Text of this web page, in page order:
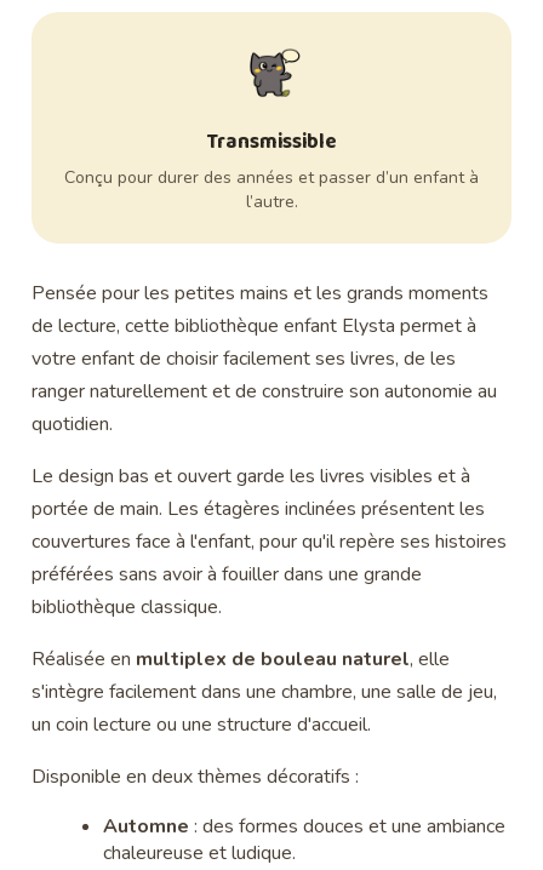
Transmissible
Conçu pour durer des années et passer d’un enfant à
l’autre.
Pensée pour les petites mains et les grands moments
de lecture, cette bibliothèque enfant Elysta permet à
votre enfant de choisir facilement ses livres, de les
ranger naturellement et de construire son autonomie au
quotidien.
Le design bas et ouvert garde les livres visibles et à
portée de main. Les étagères inclinées présentent les
couvertures face à l'enfant, pour qu'il repère ses histoires
préférées sans avoir à fouiller dans une grande
bibliothèque classique.
Réalisée en multiplex de bouleau naturel, elle
s'intègre facilement dans une chambre, une salle de jeu,
un coin lecture ou une structure d'accueil.
Disponible en deux thèmes décoratifs :
Automne : des formes douces et une ambiance
chaleureuse et ludique.